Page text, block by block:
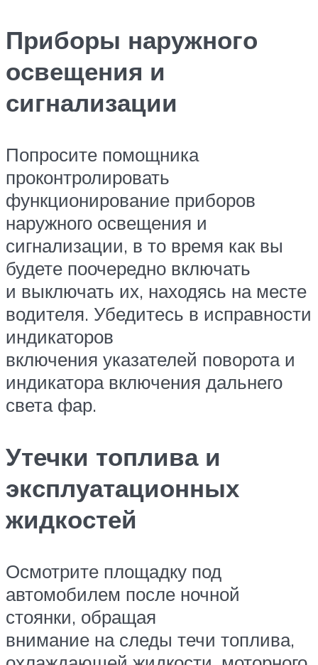
Приборы наружного
освещения и
сигнализации
Попросите помощника
проконтролировать
функционирование приборов
наружного освещения и
сигнализации, в то время как вы
будете поочередно включать
и выключать их, находясь на месте
водителя. Убедитесь в исправности
индикаторов
включения указателей поворота и
индикатора включения дальнего
света фар.
Утечки топлива и
эксплуатационных
жидкостей
Осмотрите площадку под
автомобилем после ночной
стоянки, обращая
внимание на следы течи топлива,